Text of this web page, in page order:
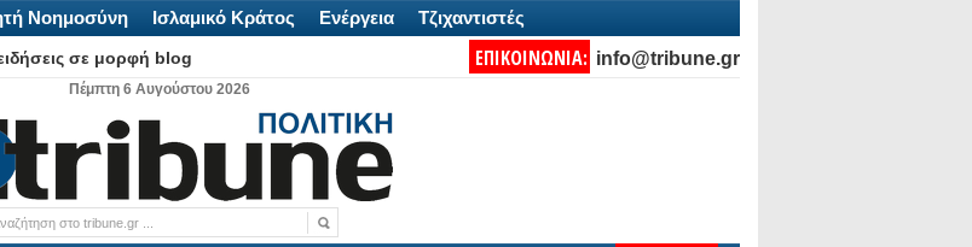
Νοημοσύνη Ισλαμικό Κράτος Ενέργεια Τζιχαντιστές
σε μορφή blog ΕΠΙΚΟΙΝΩΝΙΑ: info@tribune.gr
Πέμπτη 6 Αυγούστου 2026